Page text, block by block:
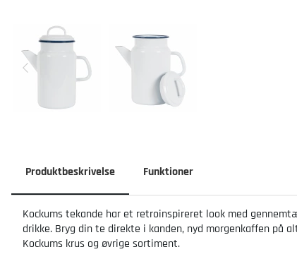
Produktbeskrivelse Funktioner
Kockums tekande har et retroinspireret look med
drikke. Bryg din te direkte i kanden, nyd morgenkaffen på
Kockums krus og øvrige sortiment.